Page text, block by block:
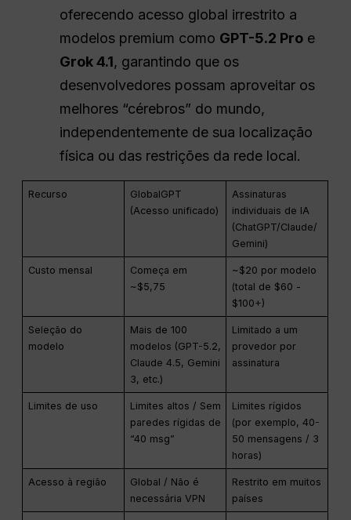
oferecendo acesso global irrestrito a
modelos premium como GPT-5.2 Pro e
Grok 4.1, garantindo que os
desenvolvedores possam aproveitar os
melhores “cérebros” do mundo,
independentemente de sua localização
física ou das restrições da rede local.
Recurso
GlobalGPT
(Acesso unificado)
Assinaturas
individuais de IA
(ChatGPT/Claude/
Gemini)
Custo mensal
Começa em
~$5,75
~$20 por modelo
(total de $60 -
$100+)
Seleção do
modelo
Mais de 100
modelos (GPT-5.2,
Claude 4.5, Gemini
3, etc.)
Limitado a um
provedor por
assinatura
Limites de uso
Limites altos / Sem
paredes rígidas de
“40 msg”
Limites rígidos
(por exemplo, 40-
50 mensagens / 3
horas)
Acesso à região
Global / Não é
necessária VPN
Restrito em muitos
países